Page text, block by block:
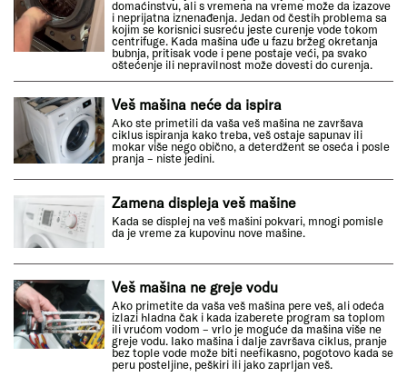
domaćinstvu, ali s vremena na vreme može da izazove
i neprijatna iznenađenja. Jedan od čestih problema sa
kojim se korisnici susreću jeste curenje vode tokom
centrifuge. Kada mašina uđe u fazu bržeg okretanja
bubnja, pritisak vode i pene postaje veći, pa svako
oštećenje ili nepravilnost može dovesti do curenja.
Veš mašina neće da ispira
Ako ste primetili da vaša veš mašina ne završava
ciklus ispiranja kako treba, veš ostaje sapunav ili
mokar više nego obično, a deterdžent se oseća i posle
pranja – niste jedini.
Zamena displeja veš mašine
Kada se displej na veš mašini pokvari, mnogi pomisle
da je vreme za kupovinu nove mašine.
Veš mašina ne greje vodu
Ako primetite da vaša veš mašina pere veš, ali odeća
izlazi hladna čak i kada izaberete program sa toplom
ili vrućom vodom – vrlo je moguće da mašina više ne
greje vodu. Iako mašina i dalje završava ciklus, pranje
bez tople vode može biti neefikasno, pogotovo kada se
peru posteljine, peškiri ili jako zaprljan veš.